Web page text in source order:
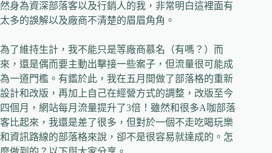
然身為資深部落客以及行銷人的我，非常明白這裡面有
太多的誤解以及廠商不清楚的眉眉角角。
為了維持生計，我不能只是等廠商慕名（有嗎？）而
來，還是偶而要主動出擊接一些案子，但流量很可能成
為一道門檻。有鑑於此，我在五月間做了部落格的重新
設計和改版，再加上自己在經營方式的調整，改版至今
四個月，網站每月流量提升了3倍！雖然和很多A咖部落
客比起來，我還是差了很多，但對於一個不走吃喝玩樂
和資訊路線的部落格來說，卻不是很容易就達成的。怎